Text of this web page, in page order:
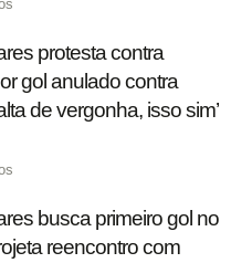
protesta contra
gol anulado contra
de vergonha, isso sim’
busca primeiro gol no
reencontro com